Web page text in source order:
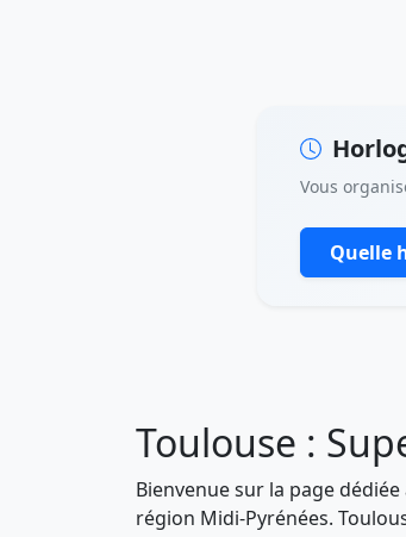
Vous
Quelle
Toulouse :
Bienvenue sur la page
région Midi-Pyrénées.